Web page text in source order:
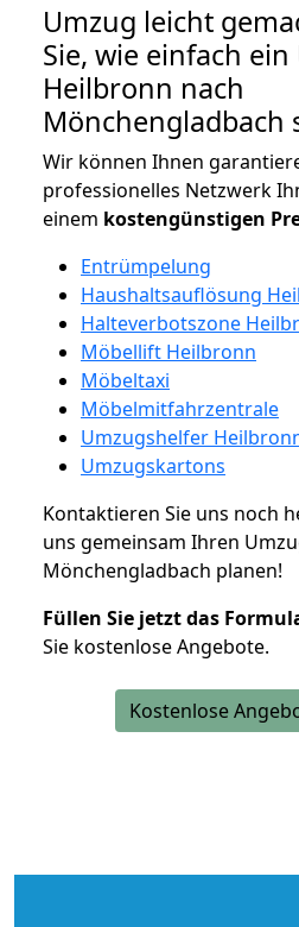
Umzug leicht
Sie, wie einfach
Heilbronn nach
Mönchengladbach
Wir können Ihnen
professionelles Netzwerk
einem kostengünstigen
Entrümpelung
Haushaltsauflösung
Halteverbotszone
Möbellift Heilbronn
Möbeltaxi
Möbelmitfahrzentrale
Umzugshelfer
Umzugskartons
Kontaktieren Sie uns noch
uns gemeinsam Ihren
Mönchengladbach planen!
Füllen Sie jetzt das
Sie kostenlose Angebote.
Kostenlose